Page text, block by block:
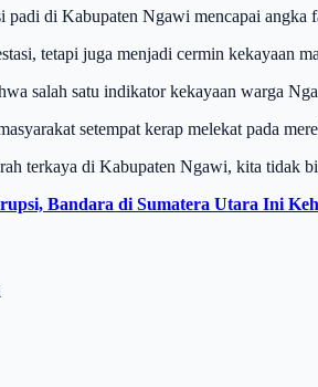
padi di Kabupaten Ngawi mencapai angka
tetapi juga menjadi cermin kekayaan
salah satu indikator kekayaan warga
setempat kerap melekat pada
terkaya di Kabupaten Ngawi, kita tidak
Bandara di Sumatera Utara Ini